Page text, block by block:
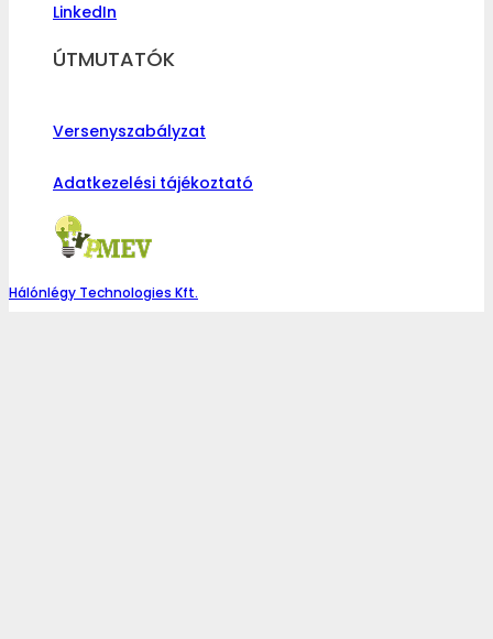
LinkedIn
ÚTMUTATÓK
Versenyszabályzat
Adatkezelési tájékoztató
Hálónlégy Technologies Kft.